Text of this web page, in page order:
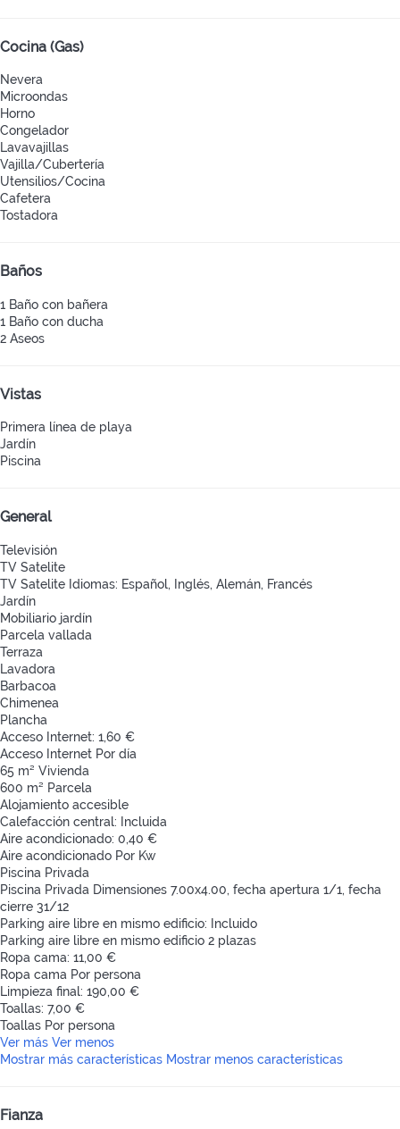
Cocina (Gas)
Nevera
Microondas
Horno
Congelador
Lavavajillas
Vajilla/Cubertería
Utensilios/Cocina
Cafetera
Tostadora
Baños
1 Baño con bañera
1 Baño con ducha
2 Aseos
Vistas
Primera línea de playa
Jardín
Piscina
General
Televisión
TV Satelite
TV Satelite Idiomas: Español, Inglés, Alemán, Francés
Jardín
Mobiliario jardín
Parcela vallada
Terraza
Lavadora
Barbacoa
Chimenea
Plancha
Acceso Internet: 1,60 €
Acceso Internet Por día
65 m² Vivienda
600 m² Parcela
Alojamiento accesible
Calefacción central: Incluida
Aire acondicionado: 0,40 €
Aire acondicionado Por Kw
Piscina Privada
Piscina Privada Dimensiones 7.00x4.00, fecha apertura 1/1, fecha
cierre 31/12
Parking aire libre en mismo edificio: Incluido
Parking aire libre en mismo edificio 2 plazas
Ropa cama: 11,00 €
Ropa cama Por persona
Limpieza final: 190,00 €
Toallas: 7,00 €
Toallas Por persona
Ver más Ver menos
Mostrar más características Mostrar menos características
Fianza